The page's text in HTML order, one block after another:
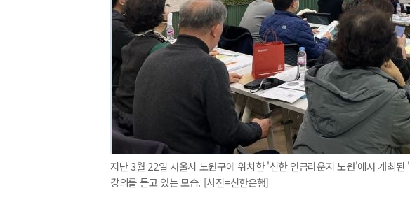
지난 3월 22일 서울시 노원구에 위치한 '신한 연금라운지 노원'에서 개최
강의를 듣고 있는 모습. [사진=신한은행]